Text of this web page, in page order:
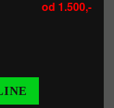
od 1.500,-